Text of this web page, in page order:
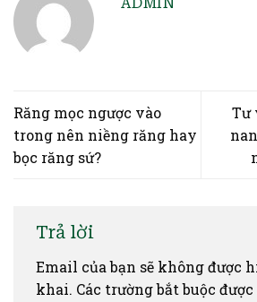
Răng mọc ngược vào
trong nên niềng răng hay
bọc răng sứ?
Tư
Trả lời
Email của bạn sẽ không được
khai. Các trường bắt buộc